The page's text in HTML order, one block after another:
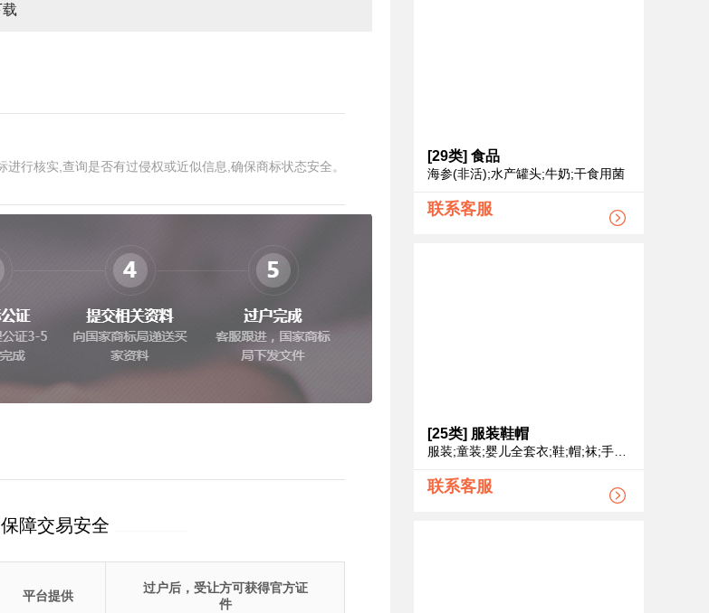
行核实,查询是否有过侵权或近似信息,确保商标状态安全。
障交易安全
平台提供
过户后，受让方可获得官方证
件
[29类] 食品
海参(非活);水产罐头;牛奶;干食用菌
联系客服
[25类] 服装鞋帽
服装;童装;婴儿全套衣;鞋;帽;袜;手套（服装）;领带;围巾;腰带
联系客服